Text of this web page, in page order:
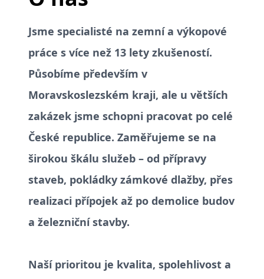
Jsme specialisté na zemní a výkopové
práce s více než 13 lety zkušeností.
Působíme především v
Moravskoslezském kraji, ale u větších
zakázek jsme schopni pracovat po celé
České republice. Zaměřujeme se na
širokou škálu služeb – od přípravy
staveb, pokládky zámkové dlažby, přes
realizaci přípojek až po demolice budov
a železniční stavby.
Naší prioritou je kvalita, spolehlivost a